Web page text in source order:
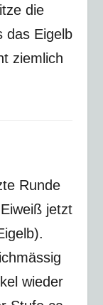
die
das Eigelb
ziemlich
Runde
jetzt
wieder